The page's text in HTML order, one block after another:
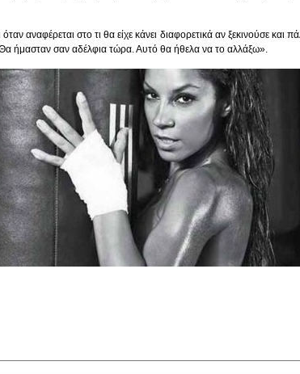
όταν αναφέρεται στο τι θα είχε κάνει διαφορετικά αν ξεκινούσε
ήμασταν σαν αδέλφια τώρα. Αυτό θα ήθελα να το αλλάξω».